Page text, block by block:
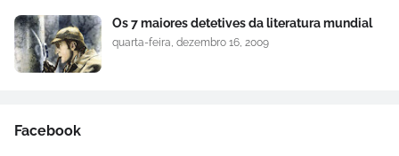
Os 7 maiores detetives da literatura mundial
quarta-feira, dezembro 16, 2009
Facebook